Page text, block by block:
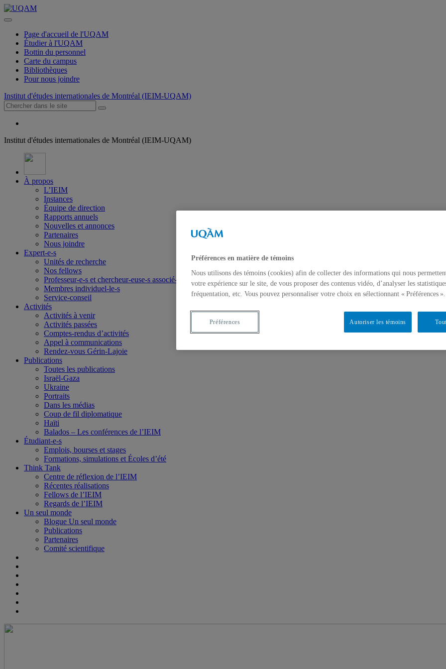
Page d'accueil de l'UQAM
Étudier à l'UQAM
Bottin du personnel
Carte du campus
Bibliothèques
Pour nous joindre
Institut d'études internationales de Montréal (IEIM-UQAM)
Institut d'études internationales de Montréal (IEIM-UQAM)
À propos
L’IEIM
Instances
Équipe de direction
Rapports annuels
Nouvelles et annonces
Partenaires
Nous joindre
Expert-e-s
Unités de recherche
Nos fellows
Professeur-e-s et chercheur-euse-s associé-e-s
Membres individuel-le-s
Service-conseil
Activités
Activités à venir
Activités passées
Comptes-rendus d’activités
Appel à communications
Rendez-vous Gérin-Lajoie
Publications
Toutes les publications
Israël-Gaza
Ukraine
Portraits
Dans les médias
Coup de fil diplomatique
Haïti
Balados – Les conférences de l’IEIM
Étudiant-e-s
Emplois, bourses et stages
Formations, simulations et Écoles d’été
Think Tank
Centre de réflexion de l’IEIM
Récentes réalisations
Fellows de l’IEIM
Regards de l’IEIM
Un seul monde
Blogue Un seul monde
Publications
Partenaires
Comité scientifique
Préférences en matière de témoins
Nous utilisons des témoins (cookies) afin de collecter des informations qui nous
votre expérience sur le site, de vous proposer des contenus vidéo, d’analyser les
fréquentation, etc. Vous pouvez personnaliser votre choix en sélectionnant « Préférences ».
Autoriser les témoins
Préférences